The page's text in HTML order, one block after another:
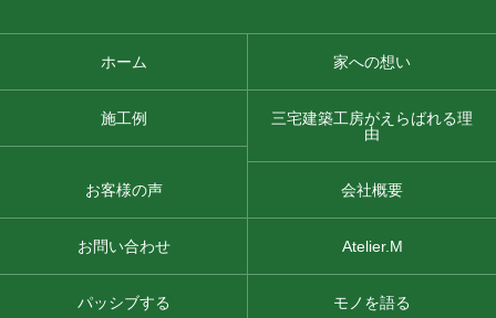
ホーム 家への想い
施工例
三宅建築工房がえらばれる理
由
お客様の声 会社概要
お問い合わせ Atelier.M
パッシブする モノを語る